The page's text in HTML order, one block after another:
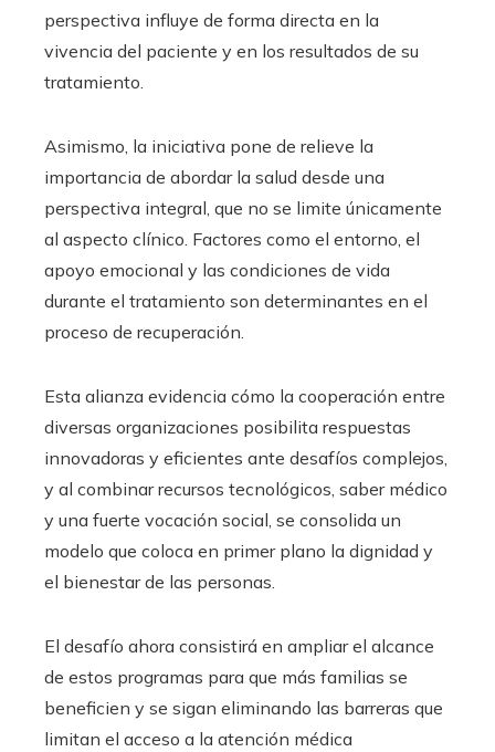
perspectiva influye de forma directa en la
vivencia del paciente y en los resultados de su
tratamiento.
Asimismo, la iniciativa pone de relieve la
importancia de abordar la salud desde una
perspectiva integral, que no se limite únicamente
al aspecto clínico. Factores como el entorno, el
apoyo emocional y las condiciones de vida
durante el tratamiento son determinantes en el
proceso de recuperación.
Esta alianza evidencia cómo la cooperación entre
diversas organizaciones posibilita respuestas
innovadoras y eficientes ante desafíos complejos,
y al combinar recursos tecnológicos, saber médico
y una fuerte vocación social, se consolida un
modelo que coloca en primer plano la dignidad y
el bienestar de las personas.
El desafío ahora consistirá en ampliar el alcance
de estos programas para que más familias se
beneficien y se sigan eliminando las barreras que
limitan el acceso a la atención médica